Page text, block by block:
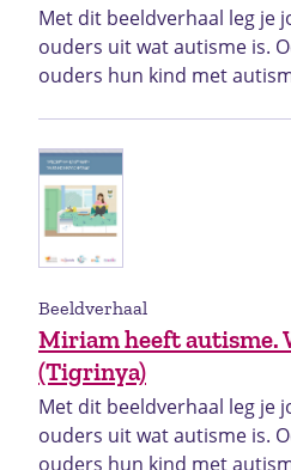
Met dit beeldverhaal leg je
ouders uit wat autisme is.
ouders hun kind met
Miriam heeft autisme.
(Tigrinya)
Beeldverhaal
Met dit beeldverhaal leg je
ouders uit wat autisme is.
ouders hun kind met